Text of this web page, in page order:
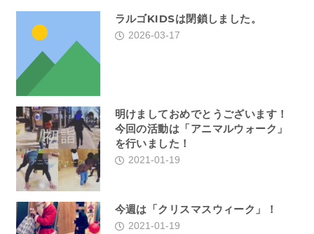
ラルゴKIDSは閉鎖しました。
2026-03-17
明けましておめでとうございます！
今回の活動は「アニマルウォーク」
を行いました！
2021-01-19
今週は「クリスマスウィーク」！
2021-01-19